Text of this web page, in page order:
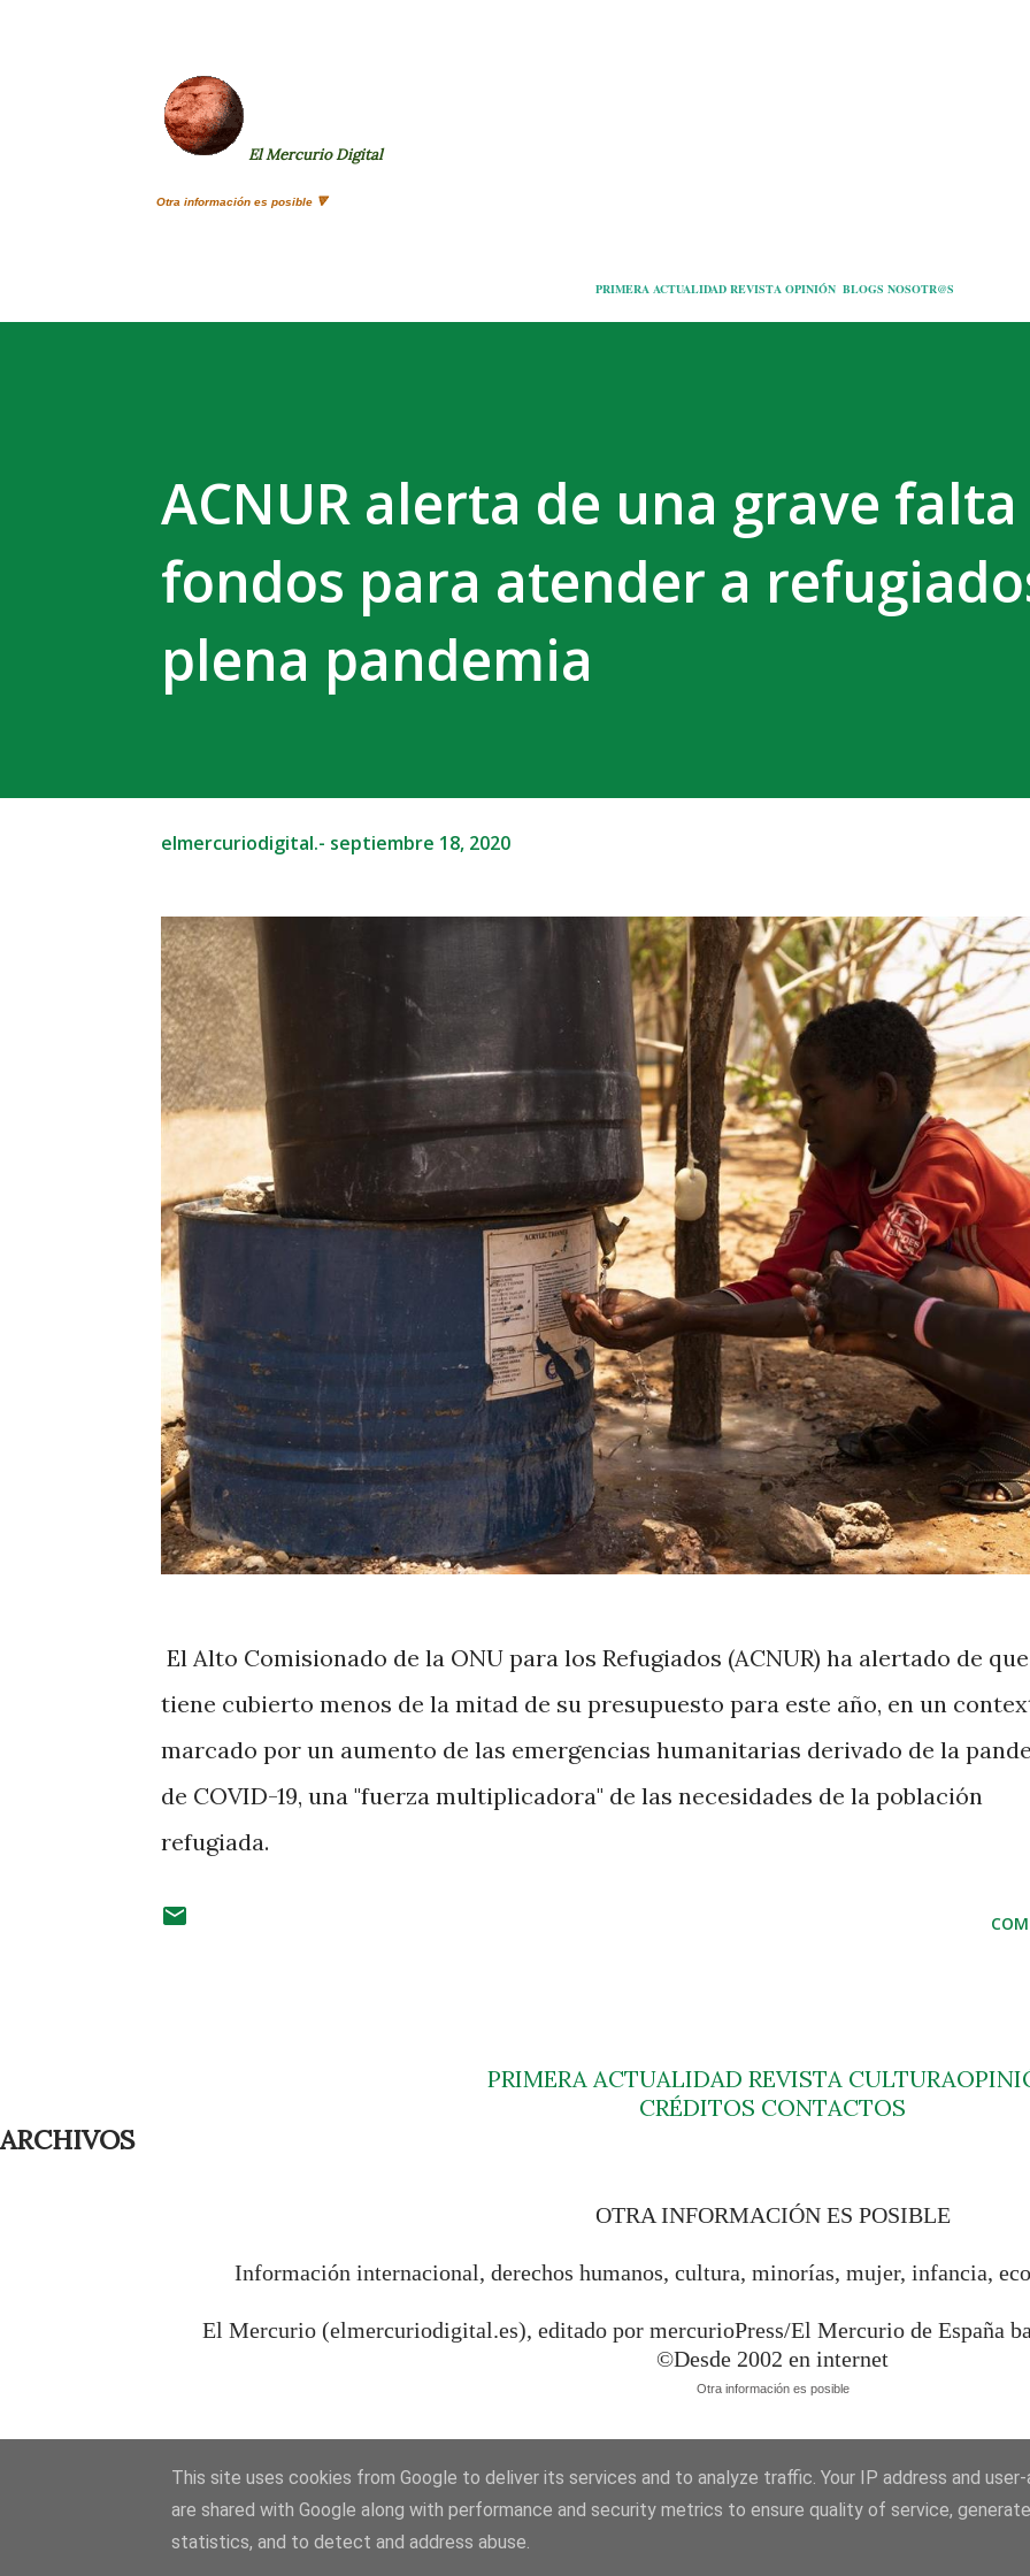
El Mercurio Digital
Otra información es posible 🔻
PRIMERA ACTUALIDAD REVISTA OPINIÓN BLOGS NOSOTR@S
ACNUR alerta de una grave
fondos para atender a
plena pandemia
elmercuriodigital.- septiembre 18, 2020
El Alto Comisionado de la ONU para los Refugiados (ACNUR) ha alertado de que
tiene cubierto menos de la mitad de su presupuesto para este año, en un
marcado por un aumento de las emergencias humanitarias derivado de la
de COVID-19, una "fuerza multiplicadora" de las necesidades de la población
refugiada.
PRIMERA ACTUALIDAD REVISTA CULTURA
CRÉDITOS CONTACTOS
ARCHIVOS
OTRA INFORMACIÓN ES POSIBLE
Información internacional, derechos humanos, cultura, minorías, mujer, infancia,
El Mercurio (elmercuriodigital.es), editado por mercurioPress/El Mercurio de España
©Desde 2002 en internet
Otra información es posible
This site uses cookies from Google to deliver its services and to analyze traffic. Your IP address and
are shared with Google along with performance and security metrics to ensure quality of service,
statistics, and to detect and address abuse.